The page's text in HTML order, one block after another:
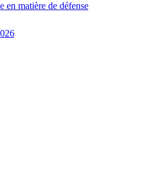
en matière de défense